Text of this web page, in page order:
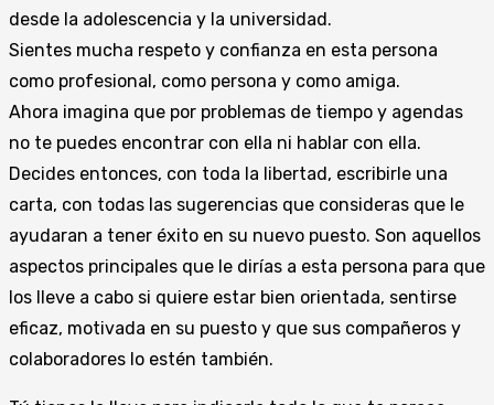
desde la adolescencia y la universidad.
Sientes mucha respeto y confianza en esta persona
como profesional, como persona y como amiga.
Ahora imagina que por problemas de tiempo y agendas
no te puedes encontrar con ella ni hablar con ella.
Decides entonces, con toda la libertad, escribirle una
carta, con todas las sugerencias que consideras que le
ayudaran a tener éxito en su nuevo puesto. Son aquellos
aspectos principales que le dirías a esta persona para que
los lleve a cabo si quiere estar bien orientada, sentirse
eficaz, motivada en su puesto y que sus compañeros y
colaboradores lo estén también.